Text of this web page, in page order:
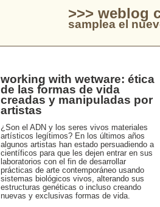
>>> weblog
samplea el
working with wetware: ética
de las formas de vida
creadas y manipuladas por
artistas
¿Son el ADN y los seres vivos materiales
artísticos legítimos? En los últimos años
algunos artistas han estado persuadiendo a
científicos para que les dejen entrar en sus
laboratorios con el fin de desarrollar
prácticas de arte contemporáneo usando
sistemas biológicos vivos, alterando sus
estructuras genéticas o incluso creando
nuevas y exclusivas formas de vida.